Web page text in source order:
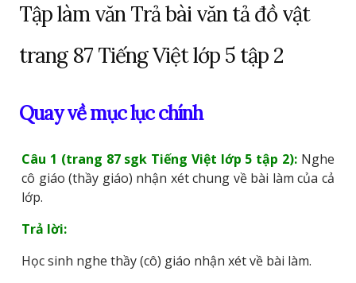
Tập làm văn Trả bài văn tả đồ vật
trang 87 Tiếng Việt lớp 5 tập 2
Quay về mục lục chính
Câu 1 (trang 87 sgk Tiếng Việt lớp 5 tập 2): Nghe
cô giáo (thầy giáo) nhận xét chung về bài làm của cả
lớp.
Trả lời:
Học sinh nghe thầy (cô) giáo nhận xét về bài làm.